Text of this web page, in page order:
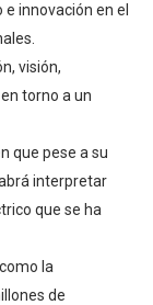
cúpula
Notarios hace
2026
innovación en el
visión,
torno a un
que pese a su
interpretar
que se ha
la
de